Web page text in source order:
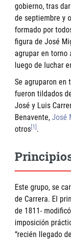
gobierno, tras
de septiembre y
formado por
figura de José
agrupar en torno
luego de luchar
Se agruparon en
fueron tildados
José y Luis
Benavente, José
otros [1] .
Este grupo, se
de Carrera. El
de 1811-
imposición
“recién llegado